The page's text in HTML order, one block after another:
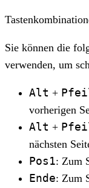
Sie können die
verwenden, um
Alt +
vorherigen
Alt +
nächsten
Pos1: Zum
Ende: Zum